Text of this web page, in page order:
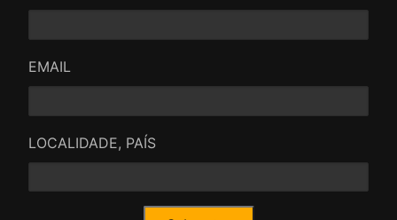
EMAIL
LOCALIDADE, PAÍS